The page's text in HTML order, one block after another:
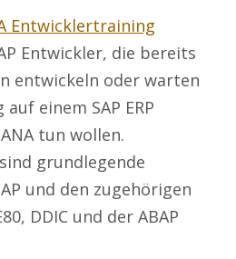
Entwicklertraining
Entwickler, die bereits
entwickeln oder warten
einem SAP ERP
tun wollen.
grundlegende
und den zugehörigen
DDIC und der ABAP